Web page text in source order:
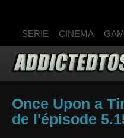
SERIE CINEMA
Once Upon a
de l'épisode